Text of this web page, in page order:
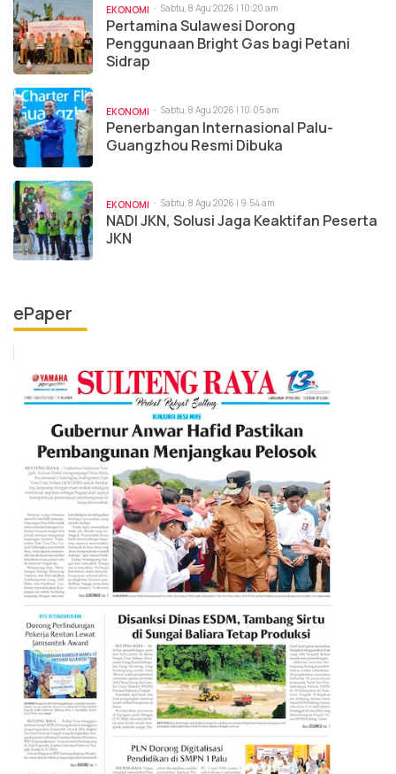
EKONOMI Sabtu, 8 Agu 2026 | 10:20 am
Pertamina Sulawesi Dorong
Penggunaan Bright Gas bagi Petani
Sidrap
EKONOMI Sabtu, 8 Agu 2026 | 10:05 am
Penerbangan Internasional Palu-
Guangzhou Resmi Dibuka
EKONOMI Sabtu, 8 Agu 2026 | 9:54 am
NADI JKN, Solusi Jaga Keaktifan Peserta
JKN
ePaper